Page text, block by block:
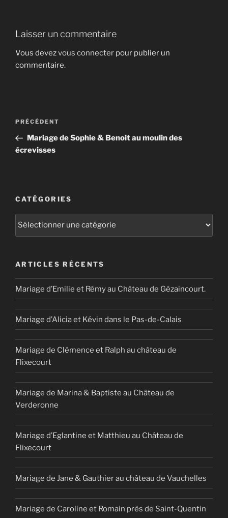
Laisser un commentaire
Vous devezvous connecter pour publier un
commentaire.
Navigation
l’article
Article
précédent
PRÉCÉDENT
Mariage de Sophie & Benoit au moulin des
écrevisses
CATÉGORIES
Catégories
ARTICLES RÉCENTS
Mariage d’Emilie et Rémy au Château de Gézaincourt.
Mariage d’Alicia et Kévin dans le Pas-de-Calais
Mariage de Clémence et Ralph au château de
Flixecourt
Mariage de Marina & Baptiste au Château de
Verderonne
Mariage d’Eglantine et Matthieu au Château de
Flixecourt
Mariage de Jane & Gauthier au château de Vauchelles
Mariage de Caroline et Romain près de Saint-Quentin